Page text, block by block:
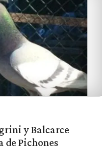
y Balcarce
Pichones